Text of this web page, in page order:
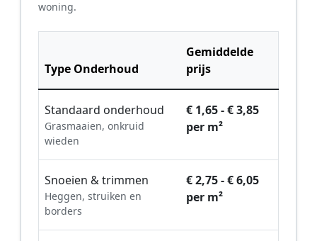
woning.
Type Onderhoud
Gemiddelde
prijs
Standaard onderhoud
Grasmaaien, onkruid
wieden
€ 1,65 - € 3,85
per m²
Snoeien & trimmen
Heggen, struiken en
borders
€ 2,75 - € 6,05
per m²